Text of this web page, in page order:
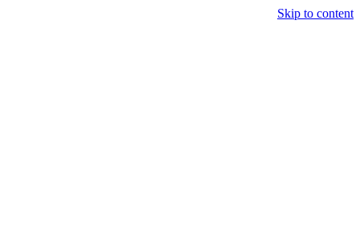
Skip to content